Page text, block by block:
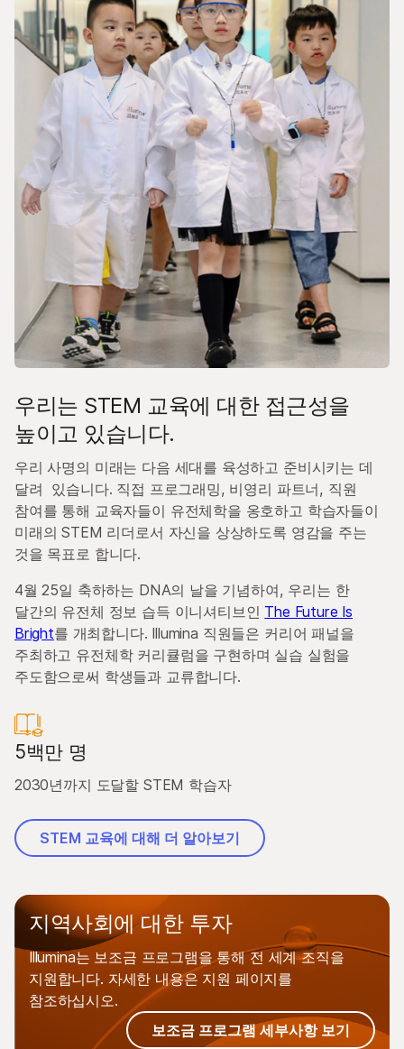
우리는 STEM 교육에 대한 접근성을
높이고 있습니다.
우리 사명의 미래는 다음 세대를 육성하고 준비시키는 데
달려 있습니다. 직접 프로그래밍, 비영리 파트너, 직원
참여를 통해 교육자들이 유전체학을 옹호하고 학습자들이
미래의 STEM 리더로서 자신을 상상하도록 영감을 주는
것을 목표로 합니다.
4월 25일 축하하는 DNA의 날을 기념하여, 우리는 한
달간의 유전체 정보 습득 이니셔티브인 The Future Is
Bright를 개최합니다. Illumina 직원들은 커리어 패널을
주최하고 유전체학 커리큘럼을 구현하며 실습 실험을
주도함으로써 학생들과 교류합니다.
5백만 명
2030년까지 도달할 STEM 학습자
STEM 교육에 대해 더 알아보기
지역사회에 대한 투자
Illumina는 보조금 프로그램을 통해 전 세계 조직을
지원합니다. 자세한 내용은 지원 페이지를
참조하십시오.
보조금 프로그램 세부사항 보기